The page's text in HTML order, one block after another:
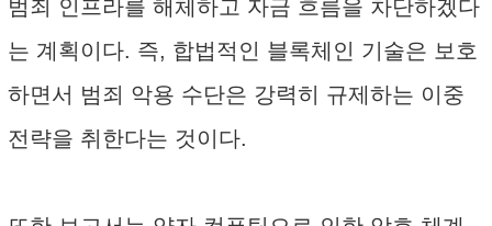
범죄 인프라를 해체하고 자금 흐름을 차단하겠다
는 계획이다. 즉, 합법적인 블록체인 기술은 보호
하면서 범죄 악용 수단은 강력히 규제하는 이중
전략을 취한다는 것이다.